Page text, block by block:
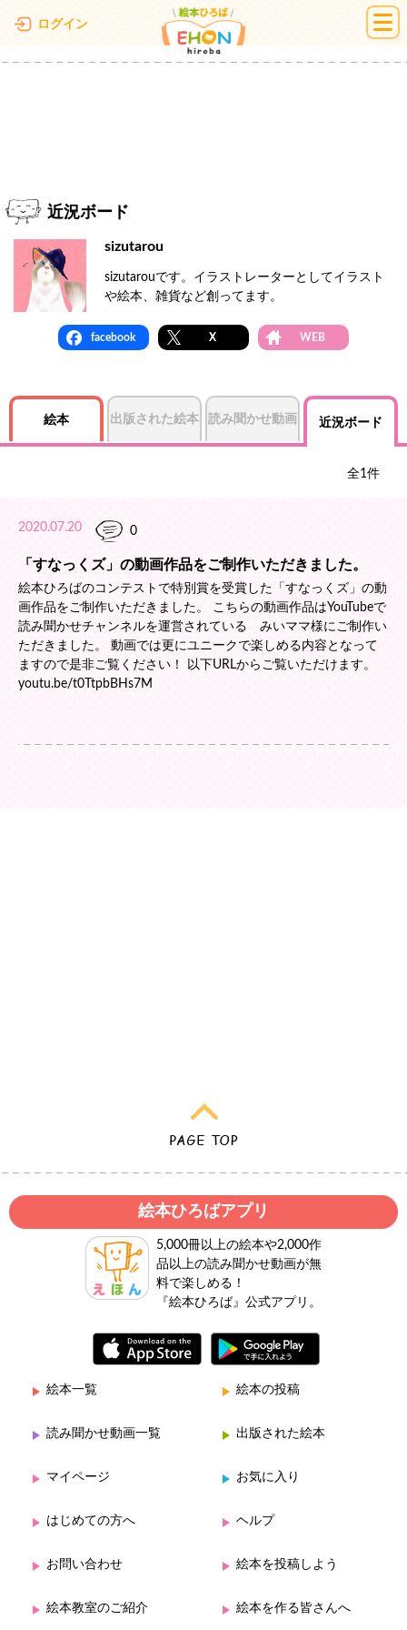
ログイン 絵本ひろば
近況ボード
sizutarou
sizutarouです。イラストレーターとしてイラスト
や絵本、雑貨など創ってます。
facebook X WEB
絵本 出版された絵本 読み聞かせ動画 近況ボード
全1件
2020.07.20 0
「すなっくズ」の動画作品をご制作いただきました。
絵本ひろばのコンテストで特別賞を受賞した「すなっくズ」の動
画作品をご制作いただきました。 こちらの動画作品はYouTubeで
読み聞かせチャンネルを運営されている みいママ様にご制作い
ただきました。 動画では更にユニークで楽しめる内容となって
ますので是非ご覧ください！ 以下URLからご覧いただけます。
youtu.be/t0TtpbBHs7M
絵本ひろばアプリ
5,000冊以上の絵本や2,000作
品以上の読み聞かせ動画が無
料で楽しめる！
『絵本ひろば』公式アプリ。
絵本一覧 絵本の投稿
読み聞かせ動画一覧 出版された絵本
マイページ お気に入り
はじめての方へ ヘルプ
お問い合わせ 絵本を投稿しよう
絵本教室のご紹介 絵本を作る皆さんへ